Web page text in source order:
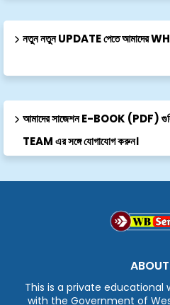
নতুন নতুন UPDATE পেতে আমাদের
আমাদের সাজেশন E-BOOK (PDF)
TEAM এর সঙ্গে যোগাযোগ করুন।
This is a private educational
with the Government of